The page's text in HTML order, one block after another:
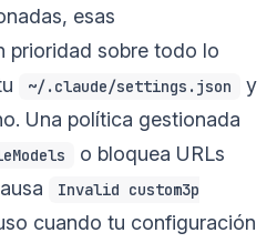
esas
prioridad sobre todo lo
~/.claude/settings.json
y
Una política gestionada
o bloquea URLs
Invalid custom3p
cuando tu configuración